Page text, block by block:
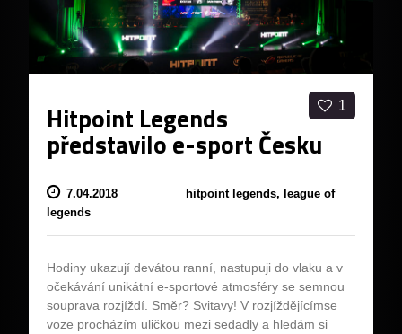
1
Hitpoint Legends
představilo e-sport Česku
7.04.2018 hitpoint legends, league of
legends
Hodiny ukazují devátou ranní, nastupuji do vlaku a v
očekávání unikátní e-sportové atmosféry se semnou
souprava rozjíždí. Směr? Svitavy! V rozjíždějícímse
voze procházím uličkou mezi sedadly a hledám si